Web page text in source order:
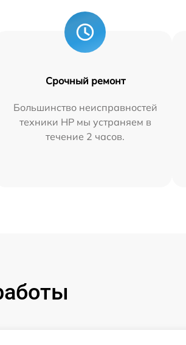
Срочный ремонт
Большинство неисправностей
техники HP мы устраняем в
течение 2 часов.